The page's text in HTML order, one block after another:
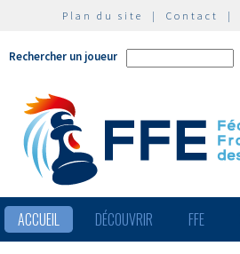
Plan du site | Contact |
Rechercher un joueur
ACCUEIL DÉCOUVRIR FFE